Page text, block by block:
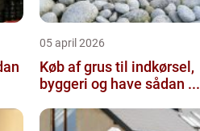
05 april 2026
Køb af grus til indkørsel,
byggeri og have sådan ...